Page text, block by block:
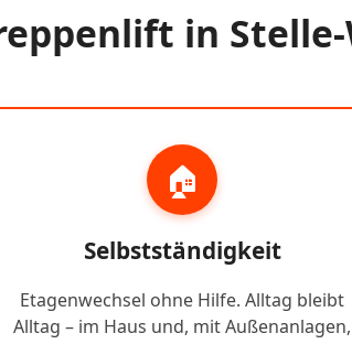
in
🏠
Selbstständigkeit
Etagenwechsel ohne Hilfe. Alltag bleibt
Alltag – im Haus und, mit Außenanlagen,